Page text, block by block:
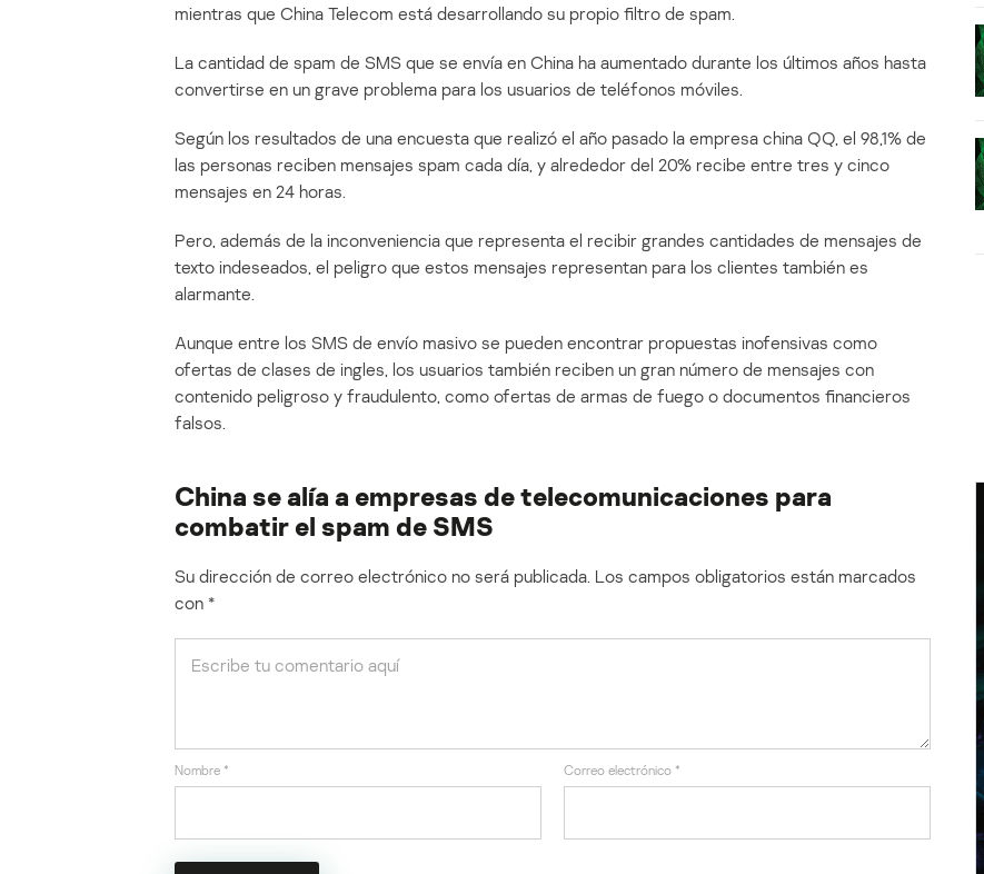
mientras que China Telecom está desarrollando su propio filtro de spam.
La cantidad de spam de SMS que se envía en China ha aumentado durante los últimos años hasta
convertirse en un grave problema para los usuarios de teléfonos móviles.
Según los resultados de una encuesta que realizó el año pasado la empresa china QQ, el 98,1% de
las personas reciben mensajes spam cada día, y alrededor del 20% recibe entre tres y cinco
mensajes en 24 horas.
Pero, además de la inconveniencia que representa el recibir grandes cantidades de mensajes de
texto indeseados, el peligro que estos mensajes representan para los clientes también es
alarmante.
Aunque entre los SMS de envío masivo se pueden encontrar propuestas inofensivas como
ofertas de clases de ingles, los usuarios también reciben un gran número de mensajes con
contenido peligroso y fraudulento, como ofertas de armas de fuego o documentos financieros
falsos.
China se alía a empresas de telecomunicaciones para
combatir el spam de SMS
Su dirección de correo electrónico no será publicada. Los campos obligatorios están marcados
con *
Nombre * Correo electrónico *